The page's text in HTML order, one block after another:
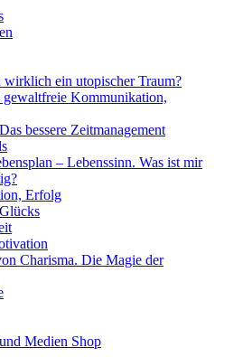
wirklich ein utopischer Traum?
gewaltfreie Kommunikation,
bessere Zeitmanagement
– Lebenssinn. Was ist mir
Erfolg
Charisma. Die Magie der
Medien Shop